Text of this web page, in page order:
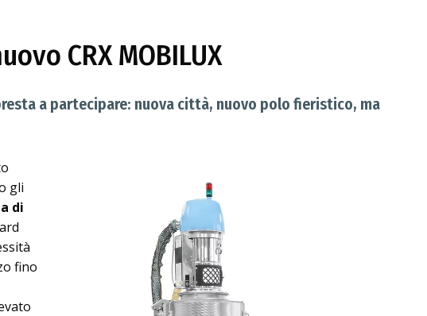
CRX MOBILUX
a partecipare: nuova città, nuovo polo fieristico, ma
gli
di
fino